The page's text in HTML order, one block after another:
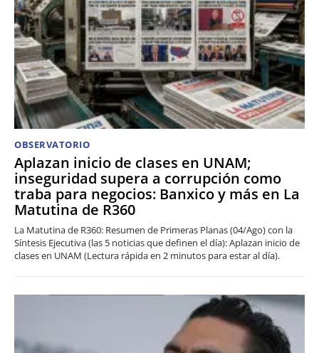
OBSERVATORIO
Aplazan inicio de clases en UNAM;
inseguridad supera a corrupción como
traba para negocios: Banxico y más en La
Matutina de R360
La Matutina de R360: Resumen de Primeras Planas (04/Ago) con la
Síntesis Ejecutiva (las 5 noticias que definen el día): Aplazan inicio de
clases en UNAM (Lectura rápida en 2 minutos para estar al día).